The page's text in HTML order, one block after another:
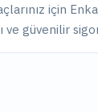
için
güvenilir